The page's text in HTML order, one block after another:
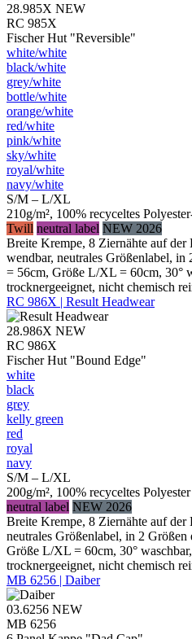
28.985X NEW
RC 985X
Fischer Hut "Reversible"
white/​white
black/​white
grey/​white
bottle/​white
orange/​white
red/​white
pink/​white
sky/​white
royal/​white
navy/​white
S/M – L/XL
210g/m², 100% recyceltes
Twill neutral label NEW 2026
Breite Krempe, 8 Ziernähte auf der
wendbar, neutrales Größenlabel,
= 56cm, Größe L/XL = 60cm, 30°
trocknergeeignet, nicht chemisch
RC 986X | Result Headwear
28.986X NEW
RC 986X
Fischer Hut "Bound Edge"
white
black
grey
kelly green
red
royal
navy
S/M – L/XL
200g/m², 100% recyceltes Polyester
neutral label NEW 2026
Breite Krempe, 8 Ziernähte auf
neutrales Größenlabel, in 2
Größe L/XL = 60cm, 30°
trocknergeeignet, nicht chemisch
MB 6256 | Daiber
03.6256 NEW
MB 6256